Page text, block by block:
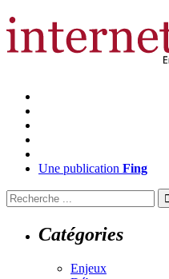
Une publication Fing
Catégories
Enjeux